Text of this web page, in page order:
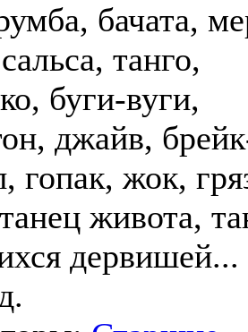
бачата,
танго,
буги-вуги,
джайв,
гопак, жок,
живота,
дервишей...